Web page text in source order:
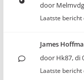
door Melmvdg
Laatste bericht
James
door Hk87,di
Laatste bericht